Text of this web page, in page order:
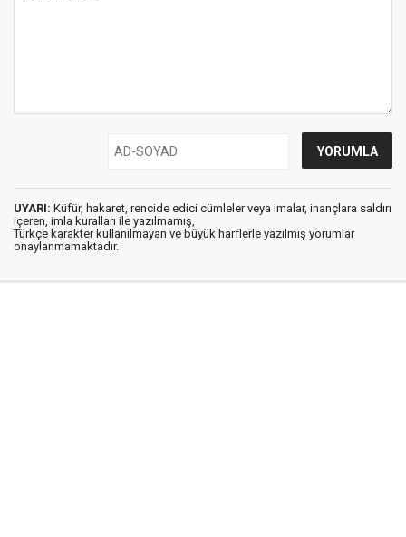
UYARI: Küfür, hakaret, rencide edici cümleler veya imalar, inançlara saldırı
içeren, imla kuralları ile yazılmamış,
Türkçe karakter kullanılmayan ve büyük harflerle yazılmış yorumlar
onaylanmamaktadır.